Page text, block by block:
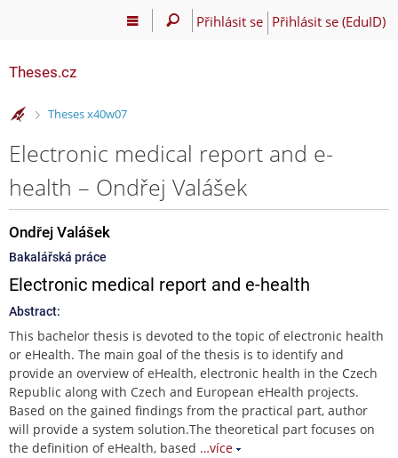
Přihlásit se Přihlásit se (EduID)
Theses.cz
>
Theses x40w07
Electronic medical report and e-
health – Ondřej Valášek
Ondřej Valášek
Bakalářská práce
Electronic medical report and e-health
Abstract:
This bachelor thesis is devoted to the topic of electronic health
or eHealth. The main goal of the thesis is to identify and
provide an overview of eHealth, electronic health in the Czech
Republic along with Czech and European eHealth projects.
Based on the gained findings from the practical part, author
will provide a system solution.The theoretical part focuses on
the definition of eHealth, based …více